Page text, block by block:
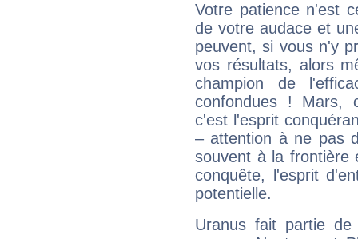
Votre patience n'est
de votre audace et
peuvent, si vous n'y
vos résultats, alors
champion de
confondues ! Mars,
c'est l'esprit
– attention à ne pas
souvent à la frontière
conquête, l'esprit
potentielle.
Uranus fait partie